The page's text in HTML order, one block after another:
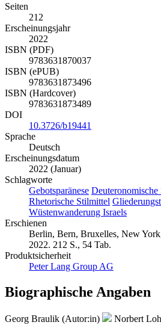
Seiten
212
Erscheinungsjahr
2022
ISBN (PDF)
9783631870037
ISBN (ePUB)
9783631873496
ISBN (Hardcover)
9783631873489
DOI
10.3726/b19441
Sprache
Deutsch
Erscheinungsdatum
2022 (Januar)
Schlagworte
Gebotsparänese Deuteronomische
Rhetorische Stilmittel
Wüstenwanderung Israels
Erschienen
Berlin, Bern, Bruxelles, New
2022. 212 S., 54 Tab.
Produktsicherheit
Peter Lang Group AG
Biographische Angaben
Georg Braulik (Autor:in)
Norbert